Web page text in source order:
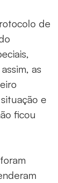
de
as
e
ficou